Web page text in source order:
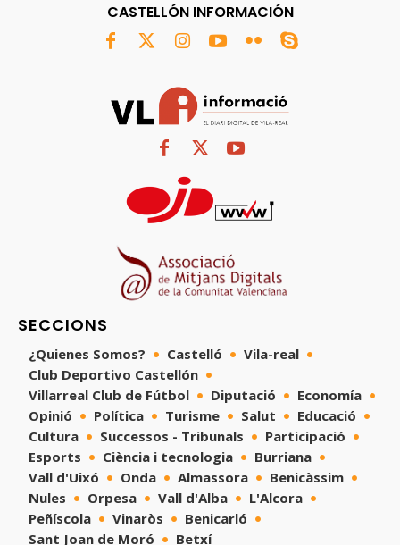
CASTELLÓN INFORMACIÓN
SECCIONS
¿Quienes Somos? Castelló
Vila-real
Club Deportivo Castellón
Villarreal Club de Fútbol
Diputació
Economía
Opinió
Política Turisme Salut
Educació
Cultura
Successos - Tribunals
Participació
Esports
Ciència i tecnologia
Burriana
Vall d'Uixó
Onda Almassora
Benicàssim
Nules
Orpesa Vall d'Alba
L'Alcora
Peñíscola
Vinaròs
Benicarló
Sant Joan de Moró
Betxí